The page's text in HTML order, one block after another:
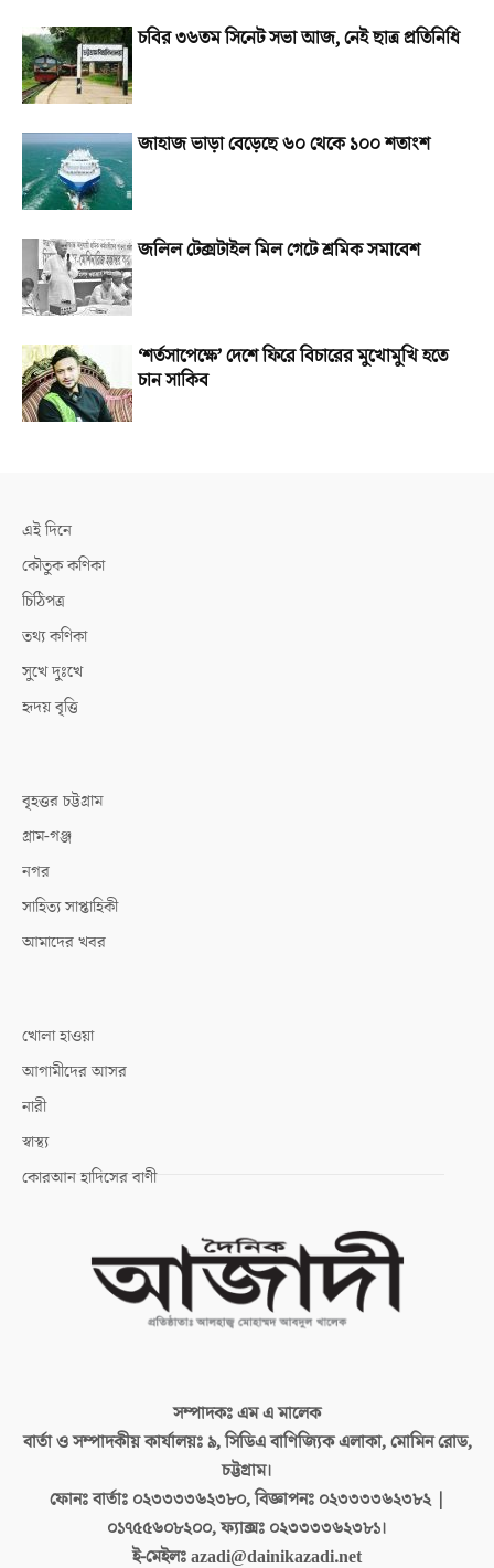
চবির ৩৬তম সিনেট সভা আজ, নেই ছাত্র প্রতিনিধি
জাহাজ ভাড়া বেড়েছে ৬০ থেকে ১০০ শতাংশ
জলিল টেক্সটাইল মিল গেটে শ্রমিক সমাবেশ
‘শর্তসাপেক্ষে’ দেশে ফিরে বিচারের মুখোমুখি হতে
চান সাকিব
এই দিনে
কৌতুক কণিকা
চিঠিপত্র
তথ্য কণিকা
সুখে দুঃখে
হৃদয় বৃত্তি
বৃহত্তর চট্টগ্রাম
গ্রাম-গঞ্জ
নগর
সাহিত্য সাপ্তাহিকী
আমাদের খবর
খোলা হাওয়া
আগামীদের আসর
নারী
স্বাস্থ্য
কোরআন হাদিসের বাণী
সম্পাদকঃএম এ মালেক
বার্তা ও সম্পাদকীয় কার্যালয়ঃ৯, সিডিএ বাণিজ্যিক এলাকা, মোমিন রোড,
চট্টগ্রাম।
ফোনঃ বার্তাঃ ০২৩৩৩৩৬২৩৮০, বিজ্ঞাপনঃ ০২৩৩৩৩৬২৩৮২ |
০১৭৫৫৬০৮২০০, ফ্যাক্সঃ ০২৩৩৩৩৬২৩৮১।
ই-মেইলঃazadi@dainikazadi.net